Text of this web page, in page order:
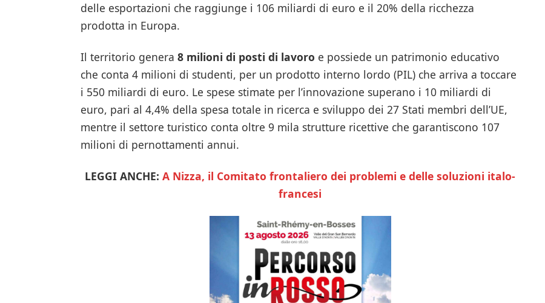
delle esportazioni che raggiunge i 106 miliardi di euro e il 20% della ricchezza
prodotta in Europa.
Il territorio genera 8 milioni di posti di lavoro e possiede un patrimonio educativo
che conta 4 milioni di studenti, per un prodotto interno lordo (PIL) che arriva a toccare
i 550 miliardi di euro. Le spese stimate per l’innovazione superano i 10 miliardi di
euro, pari al 4,4% della spesa totale in ricerca e sviluppo dei 27 Stati membri dell’UE,
mentre il settore turistico conta oltre 9 mila strutture ricettive che garantiscono 107
milioni di pernottamenti annui.
LEGGI ANCHE: A Nizza, il Comitato frontaliero dei problemi e delle soluzioni italo-
francesi